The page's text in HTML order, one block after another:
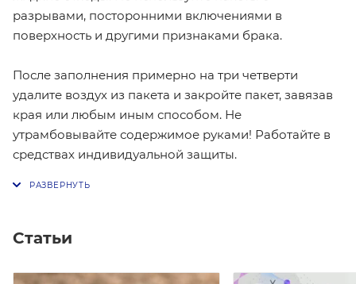
разрывами, посторонними включениями в
поверхность и другими признаками брака.
После заполнения примерно на три четверти
удалите воздух из пакета и закройте пакет, завязав
края или любым иным способом. Не
утрамбовывайте содержимое руками! Работайте в
средствах индивидуальной защиты.
Статьи